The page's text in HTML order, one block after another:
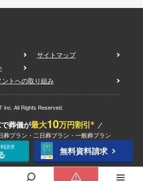
サイトマップ
トへの取り組み
inc. All Rights Reserved.
で葬儀が最大10万円割引※
葬プラン・二日葬プラン・一般葬プラン
請求 無料資料請求